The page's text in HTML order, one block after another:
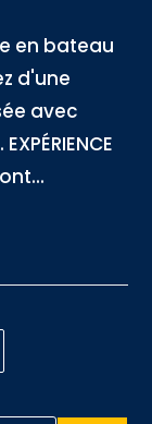
en bateau
d'une
avec